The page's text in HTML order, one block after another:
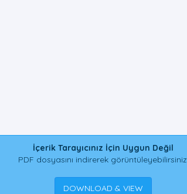
İçerik Tarayıcınız İçin Uygun Değil
PDF dosyasını indirerek görüntüleyebilirsiniz.
DOWNLOAD & VIEW